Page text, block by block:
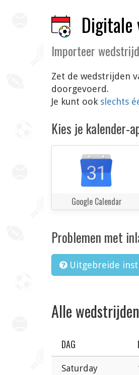
Digitale
Importeer
Zet de wedstrijden
doorgevoerd.
Je kunt ook slechts
Kies je kalender-
Google Calendar
Problemen met
Uitgebreide
Alle
DAG
Saturday